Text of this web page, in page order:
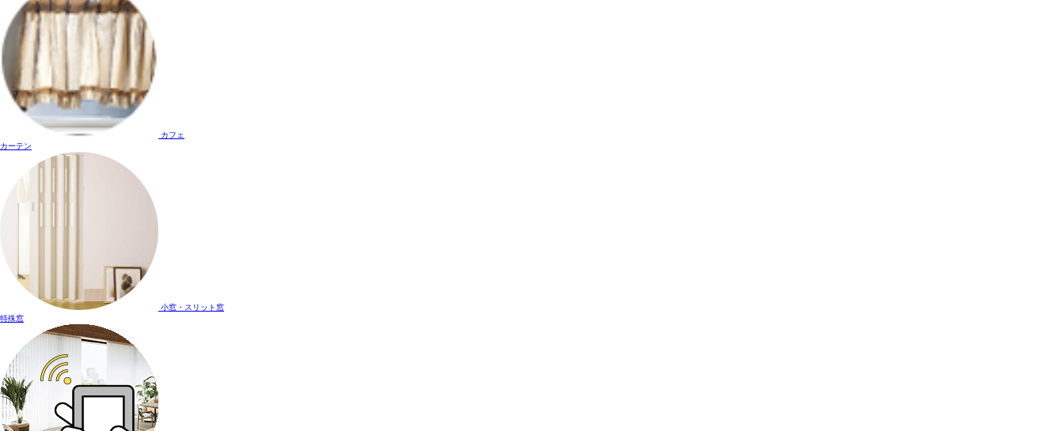
カフェ
カーテン
小窓・スリット窓
特殊窓